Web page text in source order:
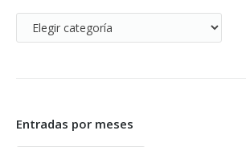
Categorías
Blog
Entradas por meses